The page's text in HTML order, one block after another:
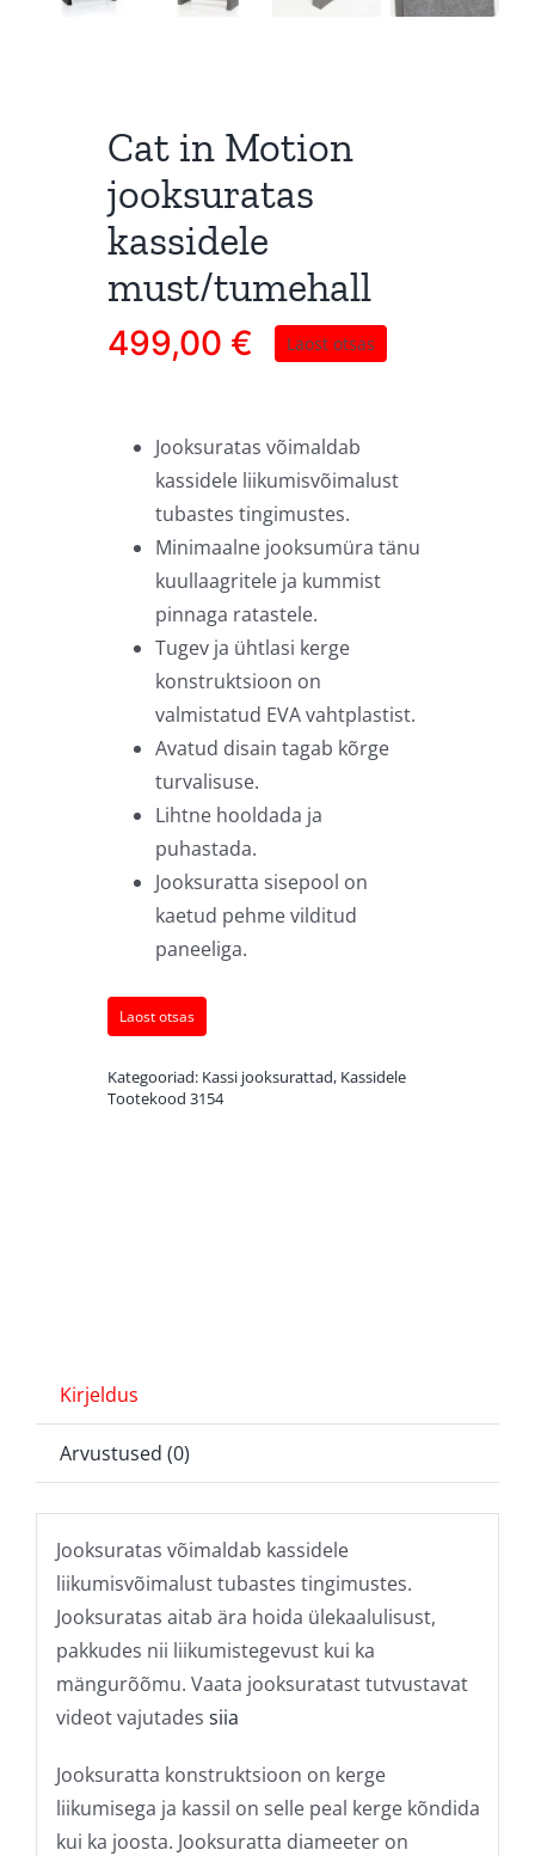
Cat in Motion
jooksuratas
kassidele
must/tumehall
499,00 € Laost otsas
Jooksuratas võimaldab
kassidele liikumisvõimalust
tubastes tingimustes.
Minimaalne jooksumüra tänu
kuullaagritele ja kummist
pinnaga ratastele.
Tugev ja ühtlasi kerge
konstruktsioon on
valmistatud EVA vahtplastist.
Avatud disain tagab kõrge
turvalisuse.
Lihtne hooldada ja
puhastada.
Jooksuratta sisepool on
kaetud pehme vilditud
paneeliga.
Laost otsas
Kategooriad: Kassi jooksurattad, Kassidele
Tootekood 3154
Kirjeldus
Arvustused (0)
Jooksuratas võimaldab kassidele
liikumisvõimalust tubastes tingimustes.
Jooksuratas aitab ära hoida ülekaalulisust,
pakkudes nii liikumistegevust kui ka
mängurõõmu. Vaata jooksuratast tutvustavat
videot vajutades siia
Jooksuratta konstruktsioon on kerge
liikumisega ja kassil on selle peal kerge kõndida
kui ka joosta. Jooksuratta diameeter on